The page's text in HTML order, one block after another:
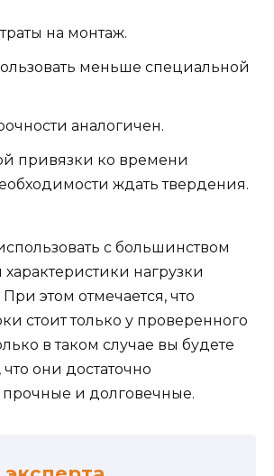
на монтаж.
меньше специальной
аналогичен.
привязки ко времени
ждать твердения.
с большинством
характеристики нагрузки
этом отмечается, что
стоит только у проверенного
в таком случае вы будете
они достаточно
прочные и долговечные.